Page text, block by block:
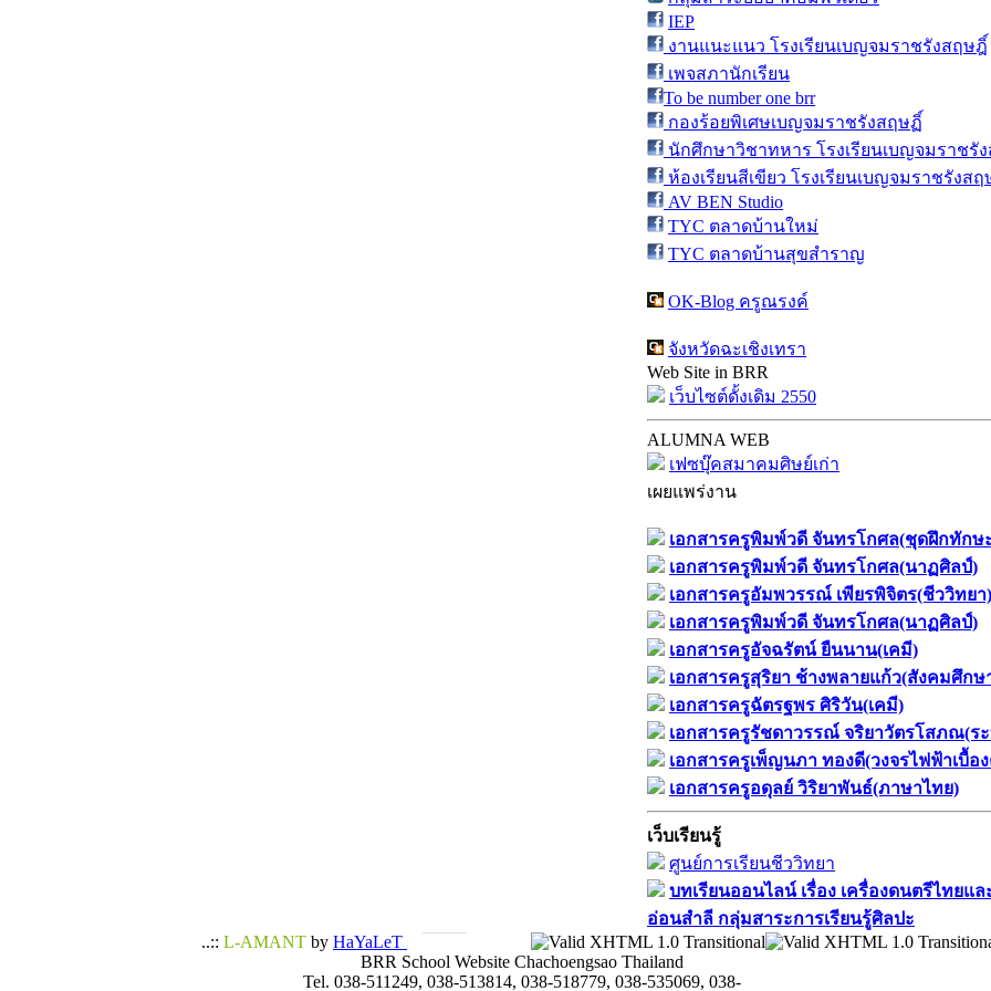
IEP
งานแนะแนว โรงเรียนเบญจมราชรังสฤษฎิ์
เพจสภานักเรียน
To be number one brr
กองร้อยพิเศษเบญจมราชรังสฤษฏิ์
นักศึกษาวิชาทหาร โรงเรียนเบญจมราชรั
ห้องเรียนสีเขียว โรงเรียนเบญจมราชรังสฤ
AV BEN Studio
TYC ตลาดบ้านใหม่
TYC ตลาดบ้านสุขสำราญ
OK-Blog ครูณรงค์
จังหวัดฉะเชิงเทรา
Web Site in BRR
เว็บไซต์ดั้งเดิม 2550
ALUMNA WEB
เฟซบุ๊คสมาคมศิษย์เก่า
เผยแพร่งาน
เอกสารครูพิมพ์วดี จันทรโกศล(ชุดฝึกทักษ
เอกสารครูพิมพ์วดี จันทรโกศล(นาฏศิลป์)
เอกสารครูอัมพวรรณ์ เพียรพิจิตร(ชีววิทยา)
เอกสารครูพิมพ์วดี จันทรโกศล(นาฏศิลป์)
เอกสารครูอัจฉรัตน์ ยืนนาน(เคมี)
เอกสารครูสุริยา ช้างพลายแก้ว(สังคมศึกษ
เอกสารครูฉัตรฐพร ศิริวัน(เคมี)
เอกสารครูรัชดาวรรณ์ จริยาวัตรโสภณ(ร
เอกสารครูเพ็ญนภา ทองดี(วงจรไฟฟ้าเบื้อ
เอกสารครูอดุลย์ วิริยาพันธ์(ภาษาไทย)
เว็บเรียนรู้
ศูนย์การเรียนชีววิทยา
บทเรียนออนไลน์​ เรื่อง​ เครื่องดนตรีไทย
อ่อนสำลี​ กลุ่มสาระการเรียนรู้ศิลปะ
..:: L-AMANT by HaYaLeT
BRR School Website Chachoengsao Thailand
Tel. 038-511249, 038-513814, 038-518779, 038-535069, 038-